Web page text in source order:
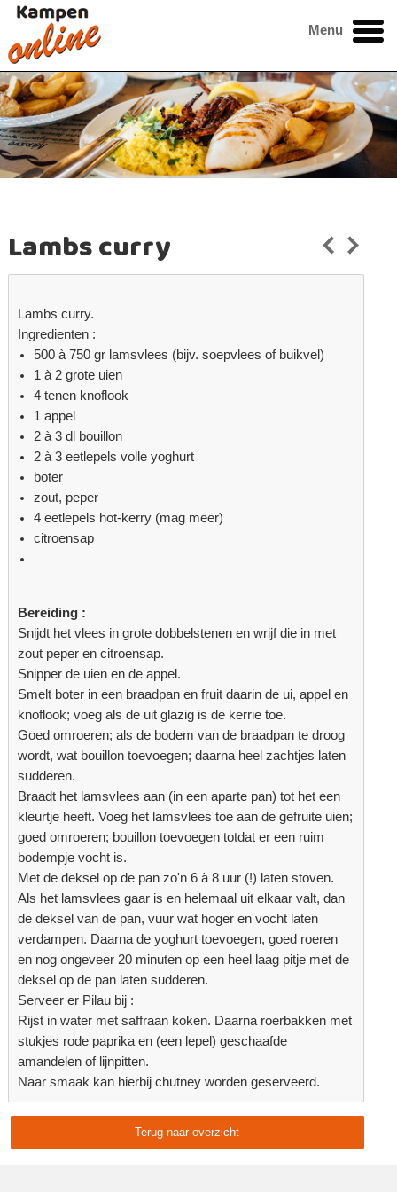
Menu
Lambs curry
Lambs curry.
Ingredienten :
500 à 750 gr lamsvlees (bijv. soepvlees of buikvel)
1 à 2 grote uien
4 tenen knoflook
1 appel
2 à 3 dl bouillon
2 à 3 eetlepels volle yoghurt
boter
zout, peper
4 eetlepels hot-kerry (mag meer)
citroensap
Bereiding :
Snijdt het vlees in grote dobbelstenen en wrijf die in met
zout peper en citroensap.
Snipper de uien en de appel.
Smelt boter in een braadpan en fruit daarin de ui, appel en
knoflook; voeg als de uit glazig is de kerrie toe.
Goed omroeren; als de bodem van de braadpan te droog
wordt, wat bouillon toevoegen; daarna heel zachtjes laten
sudderen.
Braadt het lamsvlees aan (in een aparte pan) tot het een
kleurtje heeft. Voeg het lamsvlees toe aan de gefruite uien;
goed omroeren; bouillon toevoegen totdat er een ruim
bodempje vocht is.
Met de deksel op de pan zo'n 6 à 8 uur (!) laten stoven.
Als het lamsvlees gaar is en helemaal uit elkaar valt, dan
de deksel van de pan, vuur wat hoger en vocht laten
verdampen. Daarna de yoghurt toevoegen, goed roeren
en nog ongeveer 20 minuten op een heel laag pitje met de
deksel op de pan laten sudderen.
Serveer er Pilau bij :
Rijst in water met saffraan koken. Daarna roerbakken met
stukjes rode paprika en (een lepel) geschaafde
amandelen of lijnpitten.
Naar smaak kan hierbij chutney worden geserveerd.
Terug naar overzicht